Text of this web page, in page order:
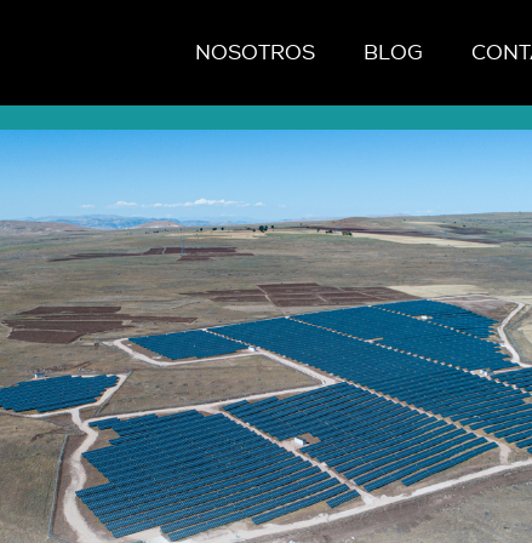
NOSOTROS BLOG